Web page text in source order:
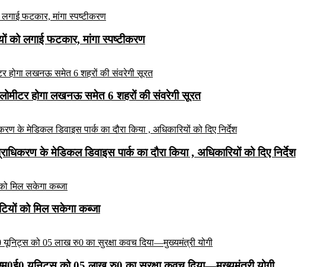
को लगाई फटकार, मांगा स्पष्टीकरण
होगा लखनऊ समेत 6 शहरों की संवरेगी सूरत
के मेडिकल डिवाइस पार्क का दौरा किया , अधिकारियों को दिए निर्देश
को मिल सकेगा कब्जा